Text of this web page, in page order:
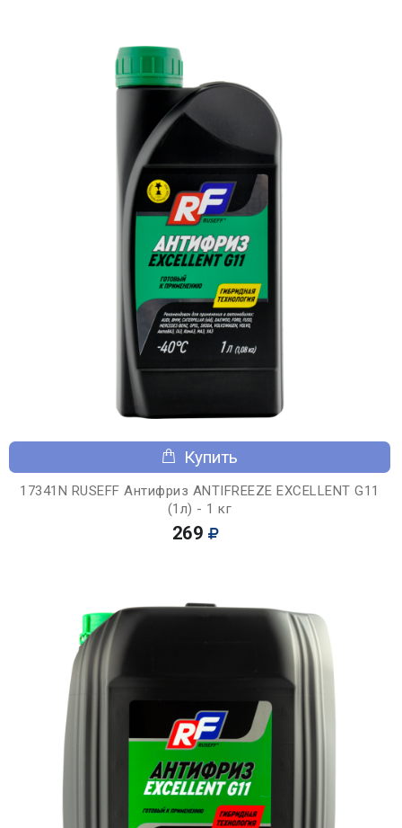
Купить
17341N RUSEFF Антифриз ANTIFREEZE EXCELLENT G11
(1л) - 1 кг
269